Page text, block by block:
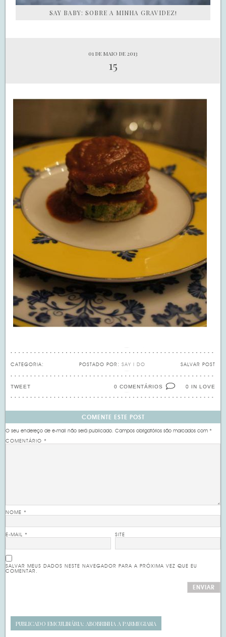
SAY BABY: SOBRE A MINHA GRAVIDEZ!
01 de maio de 2013
15
CATEGORIA: SALVAR POST
POSTADO POR: SAY I DO
0 IN LOVE
0 COMENTÁRIOS
TWEET
COMENTE ESTE POST
O seu endereço de e-mail não será publicado. Campos obrigatórios são marcados com*
COMENTÁRIO*
NOME*
E-MAIL* SITE
SALVAR MEUS DADOS NESTE NAVEGADOR PARA A PRÓXIMA VEZ QUE EU
COMENTAR.
PUBLICADO EMCULINÁRIA: ABOBRINHA A PARMEGIANA